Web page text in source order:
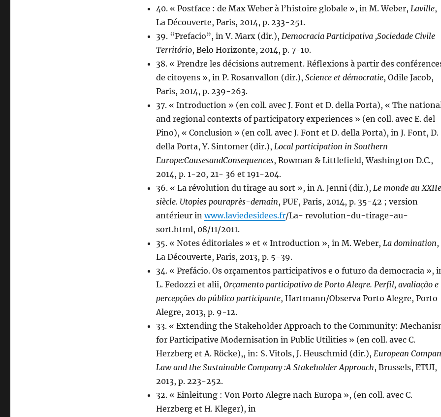
40. « Postface : de Max Weber à l’histoire globale », in M. Weber, Laville,
La Découverte, Paris, 2014, p. 233-251.
39. “Prefacio”, in V. Marx (dir.), Democracia Participativa ,Sociedade Civile
Território, Belo Horizonte, 2014, p. 7-10.
38. « Prendre les décisions autrement. Réflexions à partir des
de citoyens », in P. Rosanvallon (dir.), Science et démocratie, Odile Jacob,
Paris, 2014, p. 239-263.
37. « Introduction » (en coll. avec J. Font et D. della Porta), « The
and regional contexts of participatory experiences » (en coll. avec E. del
Pino), « Conclusion » (en coll. avec J. Font et D. della Porta), in J. Font, D.
della Porta, Y. Sintomer (dir.), Local participation in Southern
Europe:CausesandConsequences, Rowman & Littlefield, Washington D.C.,
2014, p. 1-20, 21- 36 et 191-204.
36. « La révolution du tirage au sort », in A. Jenni (dir.), Le monde au XXIIe
siècle. Utopies pouraprès-demain, PUF, Paris, 2014, p. 35-42 ; version
antérieur inwww.laviedesidees.fr/La- revolution-du-tirage-au-
sort.html, 08/11/2011.
35. « Notes éditoriales » et « Introduction », in M. Weber, La domination,
La Découverte, Paris, 2013, p. 5-39.
34. « Prefácio. Os orçamentos participativos e o futuro da democracia »,
L. Fedozzi et alii, Orçamento participativo de Porto Alegre. Perfil, avaliação e
percepções do público participante, Hartmann/Observa Porto Alegre, Porto
Alegre, 2013, p. 9-12.
33. « Extending the Stakeholder Approach to the Community:
for Participative Modernisation in Public Utilities » (en coll. avec C.
Herzberg et A. Röcke),, in: S. Vitols, J. Heuschmid (dir.), European
Law and the Sustainable Company :A Stakeholder Approach, Brussels, ETUI,
2013, p. 223-252.
32. « Einleitung : Von Porto Alegre nach Europa », (en coll. avec C.
Herzberg et H. Kleger), in